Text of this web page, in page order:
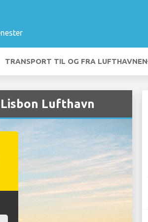
TRANSPORT TIL OG FRA LUFTHAVNEN
Lufthavn